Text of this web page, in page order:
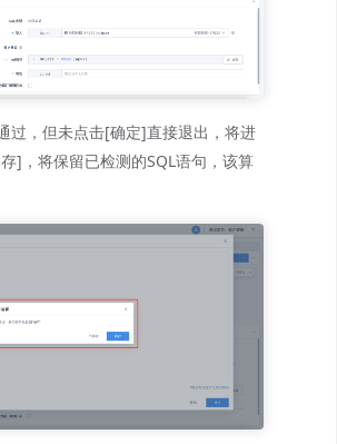
过，但未点击[确定]直接退出，将进
]，将保留已检测的SQL语句，该算